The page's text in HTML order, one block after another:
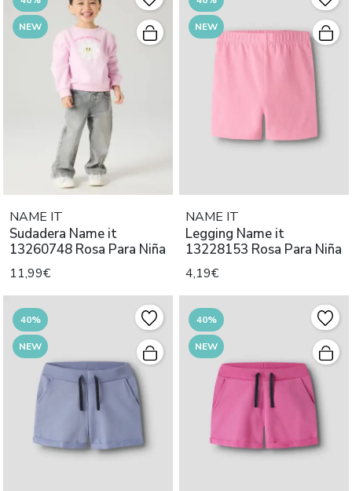
NEW
NAME IT
Sudadera Name it
13260748 Rosa Para Niña
11,99€
NEW
NAME IT
Legging Name it
13228153 Rosa Para Niña
4,19€
40%
NEW
40%
NEW